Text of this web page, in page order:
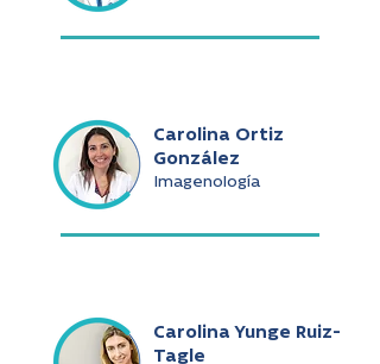
Carolina Ortiz
González
Imagenología
Carolina Yunge Ruiz-
Tagle